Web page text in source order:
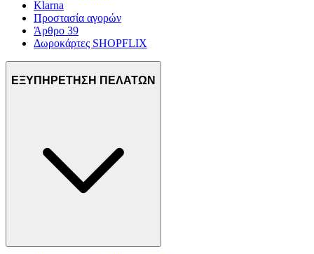
Klarna
Προστασία αγορών
Άρθρο 39
Δωροκάρτες SHOPFLIX
ΕΞΥΠΗΡΕΤΗΣΗ ΠΕΛΑΤΩΝ